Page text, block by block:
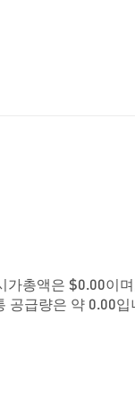
총액은 $0.00이
공급량은 약 0.00